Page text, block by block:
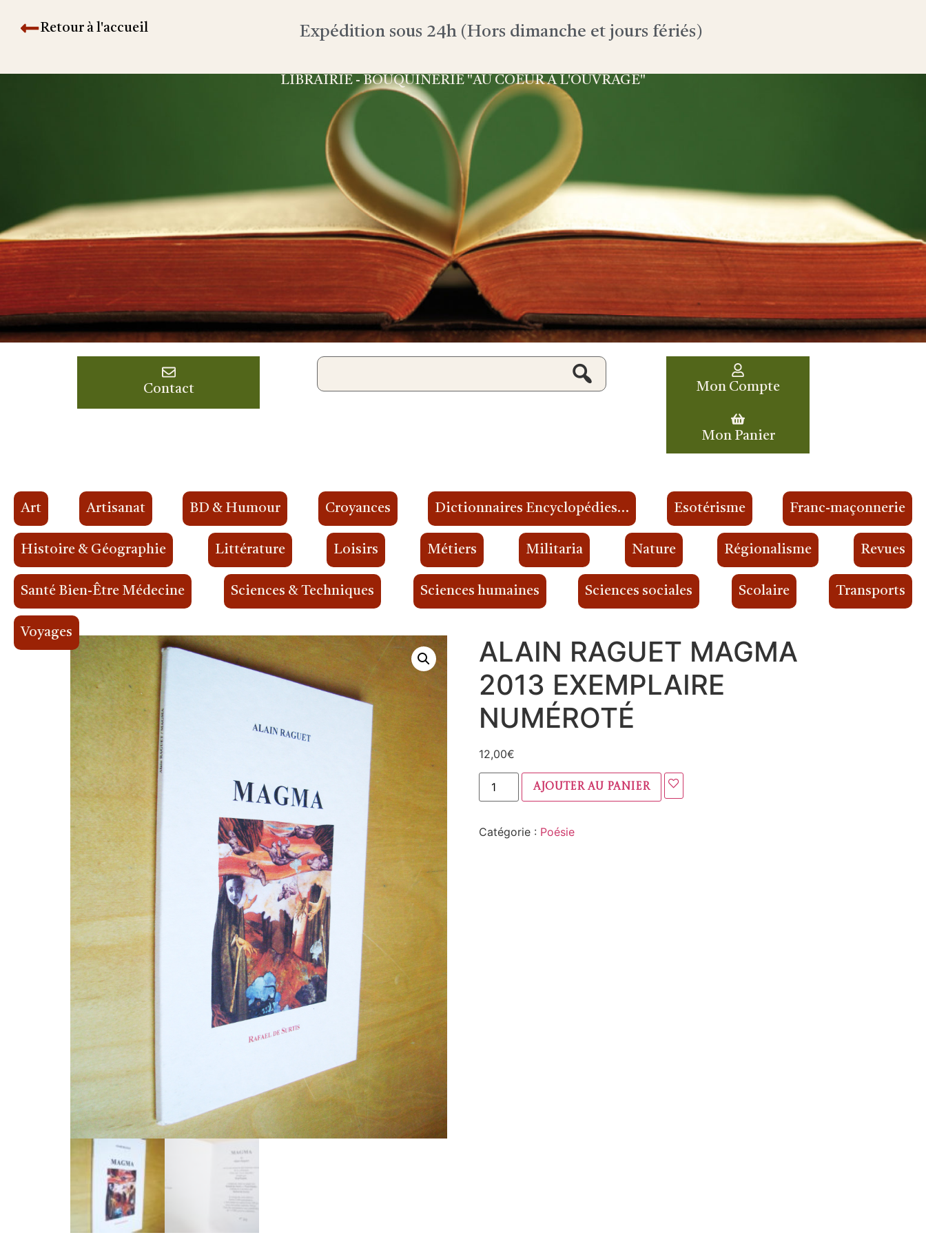
Retour à l'accueil Expédition sous 24h (Hors dimanche et jours fériés)
LIBRAIRIE - BOUQUINERIE "AU COEUR À L'OUVRAGE"
Contact Mon Compte
Mon Panier
Art Artisanat BD & Humour Croyances Dictionnaires Encyclopédies… Esotérisme Franc-maçonnerie
Histoire & Géographie Littérature Loisirs Métiers Militaria Nature Régionalisme Revues
Santé Bien-Être Médecine Sciences & Techniques Sciences humaines Sciences sociales Scolaire Transports
Voyages
ALAIN RAGUET MAGMA
2013 EXEMPLAIRE
NUMÉROTÉ
12,00€
Ajouter au panier
Catégorie : Poésie